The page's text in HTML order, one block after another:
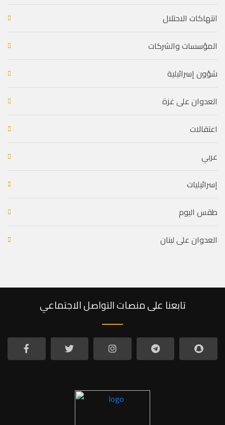
انتهاكات الاحتلال
المؤسسات والشركات
شؤون إسرائيلية
العدوان على غزة
اعتقالات
عربي
إسرائيليات
طقس اليوم
العدوان على لبنان
تابعنا على منصات التواصل الاجتماعي